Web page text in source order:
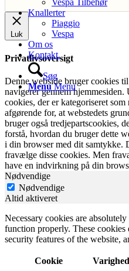
Vespa Tilbehør
Knallerter
Piaggio
Vespa
Om os
Kontakt.
Søg
Menu Menu
Luk
Privatlivsoversigt
Denne webside bruger cookies
navigerer gennem hjemmesiden.
cookies, der er kategoriseret
afgørende for, at webstedets
bruger også tredjepartscookies,
forstå, hvordan du bruger dette
i din browser med dit samtykke.
fravælge disse cookies. Men
have en indvirkning på din
Nødvendige
Nødvendige
Altid aktiveret
Necessary cookies are
function properly. These cookies
security features of the website,
Cookie Varighed